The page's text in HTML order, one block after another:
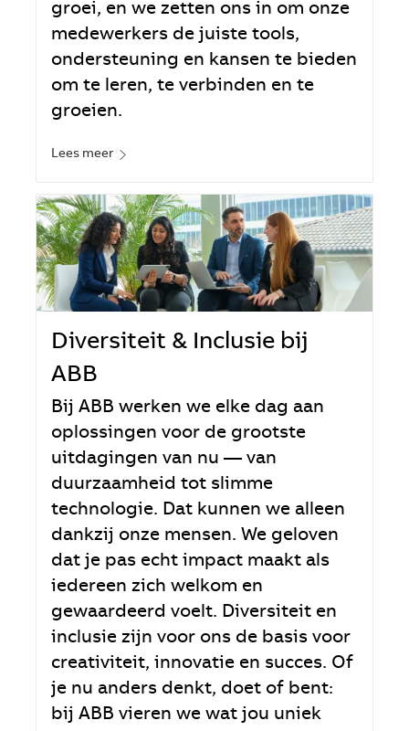
groei, en we zetten ons in om onze
medewerkers de juiste tools,
ondersteuning en kansen te bieden
om te leren, te verbinden en te
groeien.
Lees meer
Diversiteit & Inclusie bij
ABB
Bij ABB werken we elke dag aan
oplossingen voor de grootste
uitdagingen van nu — van
duurzaamheid tot slimme
technologie. Dat kunnen we alleen
dankzij onze mensen. We geloven
dat je pas echt impact maakt als
iedereen zich welkom en
gewaardeerd voelt. Diversiteit en
inclusie zijn voor ons de basis voor
creativiteit, innovatie en succes. Of
je nu anders denkt, doet of bent:
bij ABB vieren we wat jou uniek